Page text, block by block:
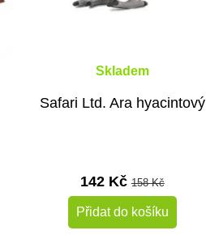
Skladem
Safari Ltd. Ara hyacintový
142 Kč158 Kč
Přidat do košíku